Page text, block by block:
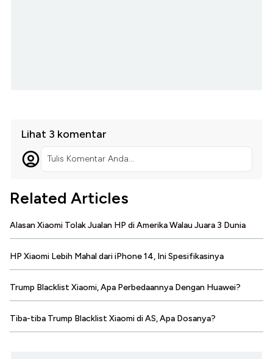
Lihat 3 komentar
Tulis Komentar Anda...
Related Articles
Alasan Xiaomi Tolak Jualan HP di Amerika Walau Juara 3 Dunia
HP Xiaomi Lebih Mahal dari iPhone 14, Ini Spesifikasinya
Trump Blacklist Xiaomi, Apa Perbedaannya Dengan Huawei?
Tiba-tiba Trump Blacklist Xiaomi di AS, Apa Dosanya?